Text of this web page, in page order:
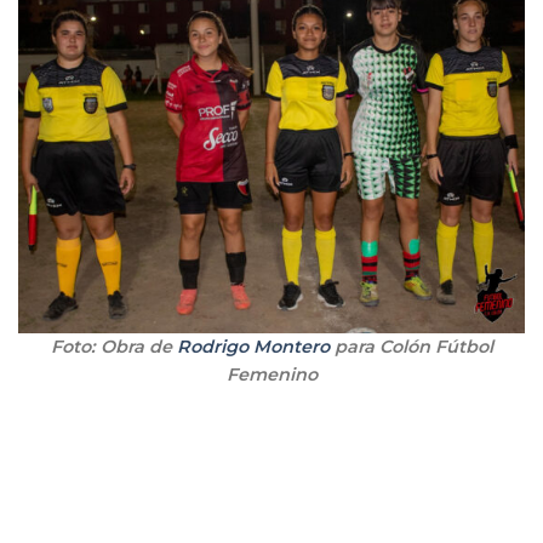
Foto: Obra de Rodrigo Monteropara Colón Fútbol
Femenino